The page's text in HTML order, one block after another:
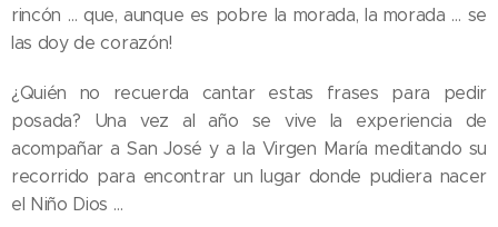
rincón … que, aunque es pobre la morada, la morada … se
las doy de corazón!
¿Quién no recuerda cantar estas frases para pedir
posada? Una vez al año se vive la experiencia de
acompañar a San José y a la Virgen María meditando su
recorrido para encontrar un lugar donde pudiera nacer
el Niño Dios …